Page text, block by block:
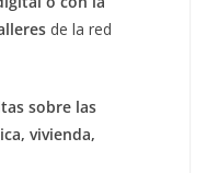
de la red
sobre las
vivienda,